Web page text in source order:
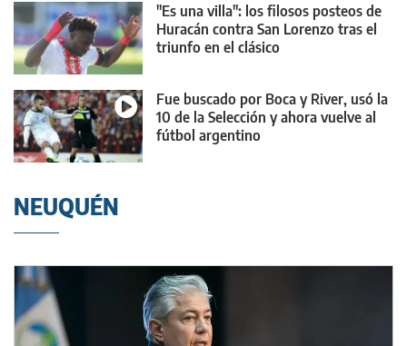
"Es una villa": los filosos posteos de
Huracán contra San Lorenzo tras el
triunfo en el clásico
Fue buscado por Boca y River, usó la
10 de la Selección y ahora vuelve al
fútbol argentino
NEUQUÉN